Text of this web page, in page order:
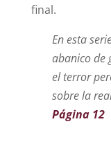
final.
En esta
abanico de
el terror
sobre la
Página 12